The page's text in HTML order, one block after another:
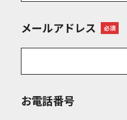
メールアドレス 必須
お電話番号